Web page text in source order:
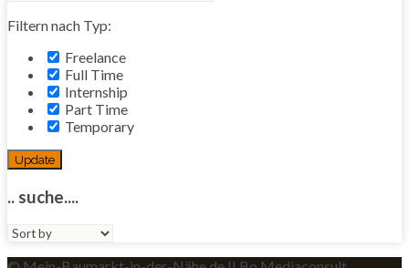
Filtern nach Typ:
Freelance
Full Time
Internship
Part Time
Temporary
Update
.. suche....
Sort